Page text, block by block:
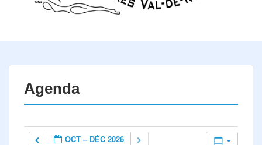
Agenda
OCT – DÉC 2026
La société
Résultats
Inscription
Comité